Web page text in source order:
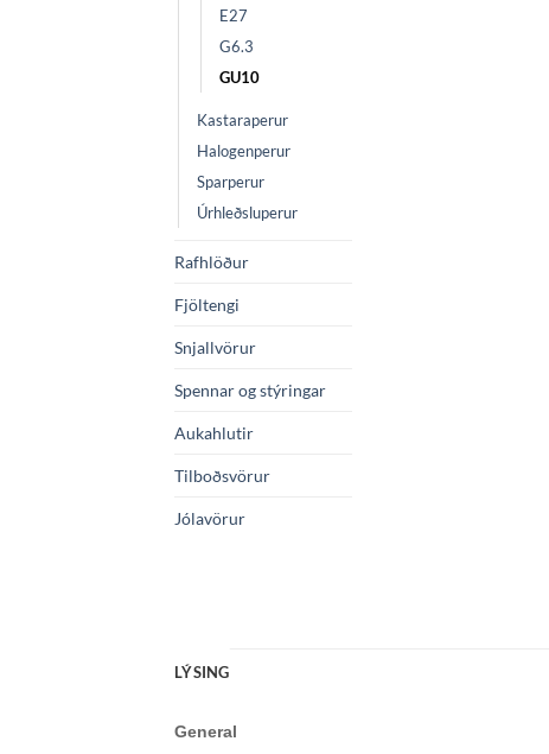
E27
G6.3
GU10
Kastaraperur
Halogenperur
Sparperur
Úrhleðsluperur
Rafhlöður
Fjöltengi
Snjallvörur
Spennar og stýringar
Aukahlutir
Tilboðsvörur
Jólavörur
LÝSING
General